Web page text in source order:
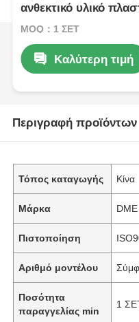
ανθεκτικό υλικό
κατασκευή εργαλείων
MOQ：1 ΣΕΤ
Καλύτερη τιμή
Περιγραφή προϊόντων
Τόπος καταγωγής Κίνα
Μάρκα DME
Πιστοποίηση
Αριθμό μοντέλου
Ποσότητα
παραγγελίας min
1